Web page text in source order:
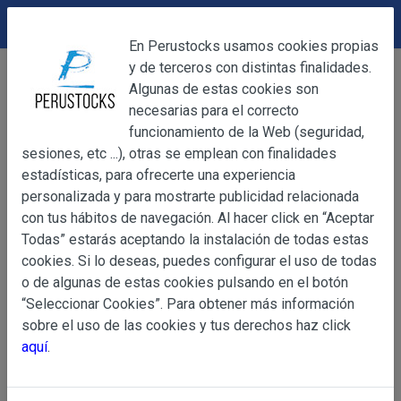
Alimentación
Platos Preparados
Salsa Huancaína Provenzal 64 g
OBJETO
Información
Básica
sobre
de Datos
OBJETO
Las presentes Condiciones Generales regulan la
web www.perustocks.es, del que es titular ALBERT
YACARINE (en adelante, PERUSTOCKS).
La adquisición de cualesquiera de los productos
DEVOLUCIONES
En Perustocks usamos cookies propias
y de terceros con distintas finalidades.
Algunas de estas cookies son
necesarias para el correcto
funcionamiento de la Web (seguridad,
sesiones, etc ...), otras se emplean con finalidades
estadísticas, para ofrecerte una experiencia
personalizada y para mostrarte publicidad relacionada
con tus hábitos de navegación. Al hacer click en “Aceptar
Todas” estarás aceptando la instalación de todas estas
cookies. Si lo deseas, puedes configurar el uso de todas
o de algunas de estas cookies pulsando en el botón
“Seleccionar Cookies”. Para obtener más información
sobre el uso de las cookies y tus derechos haz click
aquí.